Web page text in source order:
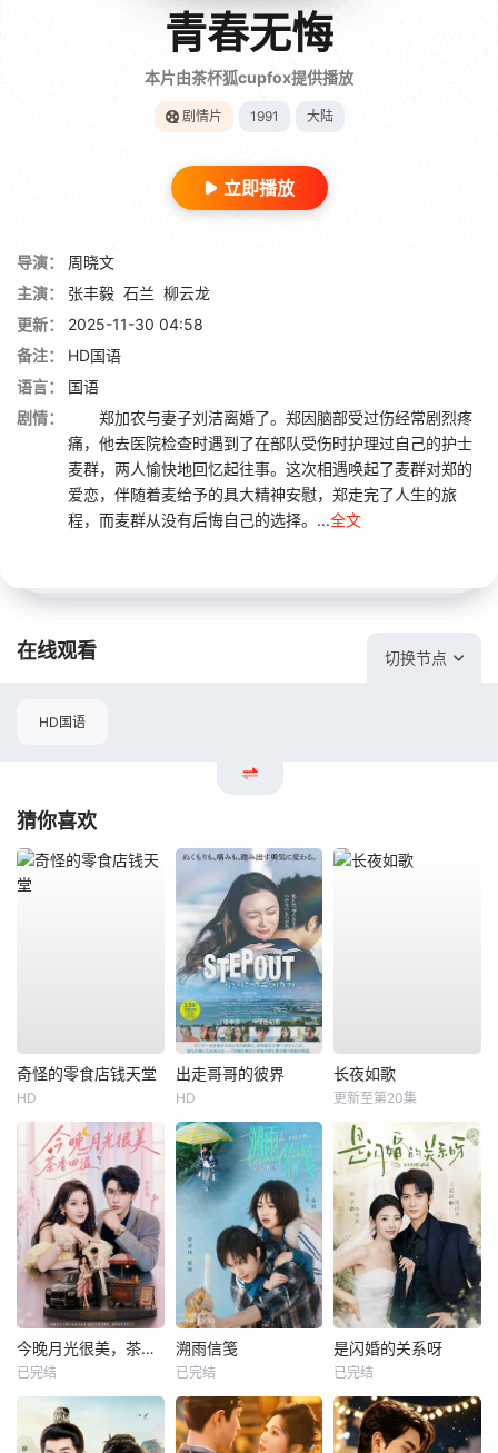
青春无悔
本片由茶杯狐cupfox提供播放
剧情片 1991 大陆
立即播放
导演：
周晓文
主演：
张丰毅 石兰 柳云龙
更新：
2025-11-30 04:58
备注：
HD国语
语言：
国语
剧情：
郑加农与妻子刘洁离婚了。郑因脑部受过伤经常剧烈疼
痛，他去医院检查时遇到了在部队受伤时护理过自己的护士
麦群，两人愉快地回忆起往事。这次相遇唤起了麦群对郑的
爱恋，伴随着麦给予的具大精神安慰，郑走完了人生的旅
程，而麦群从没有后悔自己的选择。...全文
在线观看 切换节点
HD国语
猜你喜欢
奇怪的零食店钱天堂
HD
出走哥哥的彼界
HD
长夜如歌
更新至第20集
今晚月光很美，茶香四溢
已完结
溯雨信笺
已完结
是闪婚的关系呀
已完结